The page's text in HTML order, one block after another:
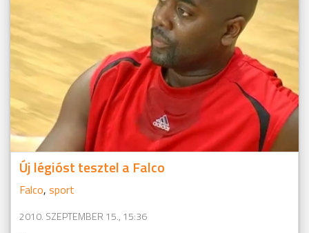
Új légióst tesztel a Falco
Falco, sport
2010. SZEPTEMBER 15., 15:36